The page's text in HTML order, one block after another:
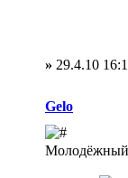
» 29.4.10
Gelo
Молодёжный